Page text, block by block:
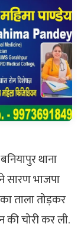
थाना
सारण भाजपा
ताला तोड़कर
चोरी कर ली.